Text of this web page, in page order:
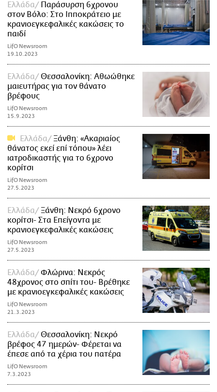
Ελλάδα
Παράσυρση 6χρονου
στον Βόλο: Στο Ιπποκράτειο με
κρανιοεγκεφαλικές κακώσεις το
παιδί
LifO Newsroom
19.10.2023
Ελλάδα
Θεσσαλονίκη: Αθωώθηκε
μαιευτήρας για τον θάνατο
βρέφους
LifO Newsroom
15.9.2023
Ελλάδα
Ξάνθη: «Ακαριαίος
θάνατος εκεί επί τόπου» λέει
ιατροδικαστής για το 6χρονο
κορίτσι
LifO Newsroom
27.5.2023
Ελλάδα
Ξάνθη: Νεκρό 6χρονο
κορίτσι- Στα Επείγοντα με
κρανιοεγκεφαλικές κακώσεις
LifO Newsroom
27.5.2023
Ελλάδα
Φλώρινα: Νεκρός
48χρονος στο σπίτι του- Βρέθηκε
με κρανιοεγκεφαλικές κακώσεις
LifO Newsroom
21.3.2023
Ελλάδα
Θεσσαλονίκη: Νεκρό
βρέφος 47 ημερών- Φέρεται να
έπεσε από τα χέρια του πατέρα
LifO Newsroom
7.3.2023